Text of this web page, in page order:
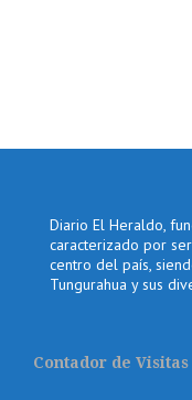
Diario El Heraldo,
caracterizado por
centro del país,
Tungurahua y sus
Contador de Visitas